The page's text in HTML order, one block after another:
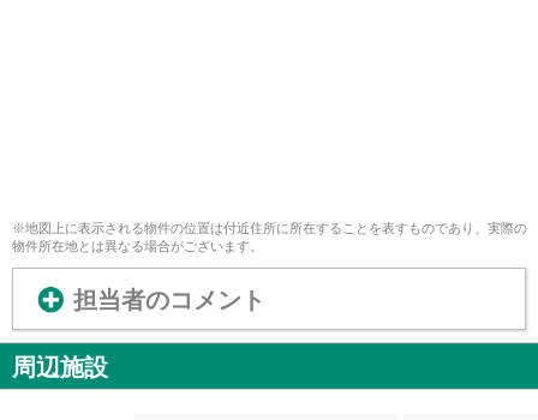
※地図上に表示される物件の位置は付近住所に所在することを表すものであり、実際の
物件所在地とは異なる場合がございます。
担当者のコメント
周辺施設